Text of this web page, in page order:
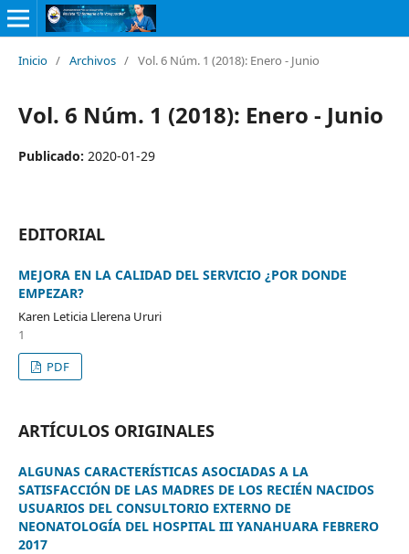
Inicio / Archivos / Vol. 6 Núm. 1 (2018): Enero - Junio
Vol. 6 Núm. 1 (2018): Enero - Junio
Publicado: 2020-01-29
EDITORIAL
MEJORA EN LA CALIDAD DEL SERVICIO ¿POR DONDE
EMPEZAR?
Karen Leticia Llerena Ururi
1
PDF
ARTÍCULOS ORIGINALES
ALGUNAS CARACTERÍSTICAS ASOCIADAS A LA
SATISFACCIÓN DE LAS MADRES DE LOS RECIÉN NACIDOS
USUARIOS DEL CONSULTORIO EXTERNO DE
NEONATOLOGÍA DEL HOSPITAL III YANAHUARA FEBRERO
2017